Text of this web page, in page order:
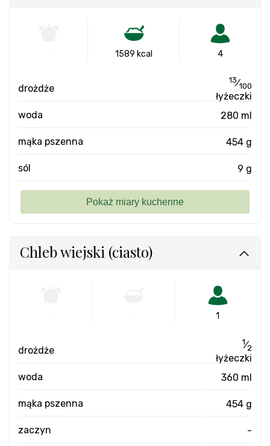
1589 kcal 4
drożdże
13⁄100
łyżeczki
woda
280 ml
mąka pszenna 454 g
sól 9 g
Chleb wiejski (ciasto)
1
drożdże
1⁄2
łyżeczki
woda
360 ml
mąka pszenna 454 g
zaczyn -